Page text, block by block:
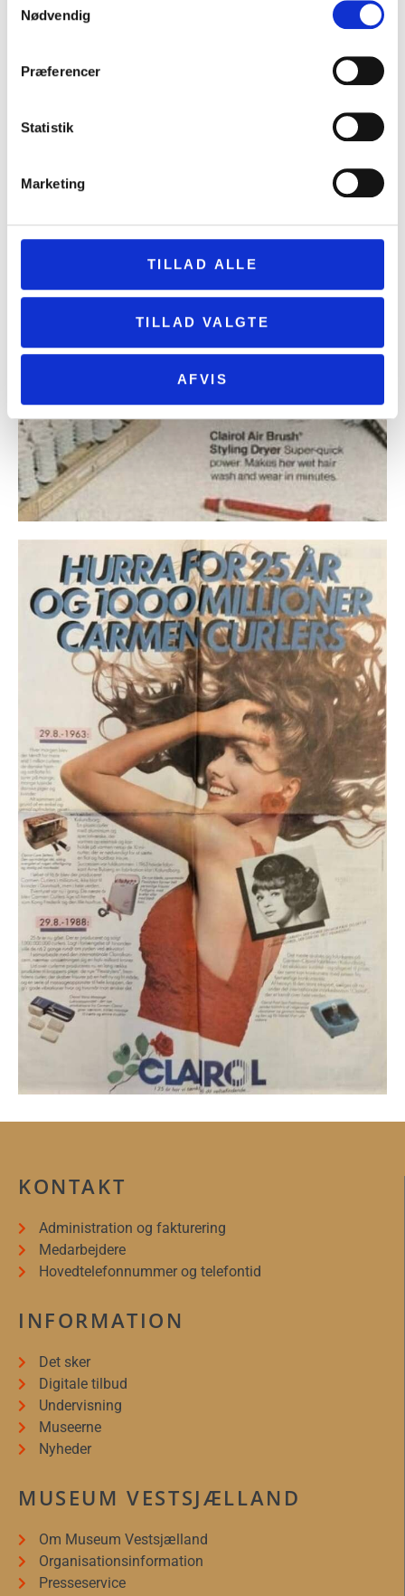
Nødvendig
Præferencer
Statistik
Marketing
TILLAD ALLE
TILLAD VALGTE
AFVIS
KONTAKT
Administration og fakturering
Medarbejdere
Hovedtelefonnummer og telefontid
INFORMATION
Det sker
Digitale tilbud
Undervisning
Museerne
Nyheder
MUSEUM VESTSJÆLLAND
Om Museum Vestsjælland
Organisationsinformation
Presseservice